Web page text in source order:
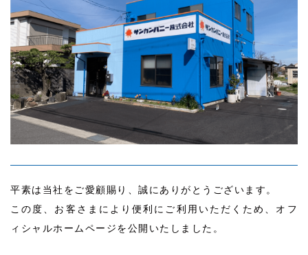
平素は当社をご愛顧賜り、誠にありがとうございます。
この度、お客さまにより便利にご利用いただくため、オフ
ィシャルホームページを公開いたしました。